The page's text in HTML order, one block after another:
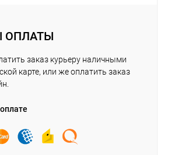
ОПЛАТЫ
заказ курьеру наличными
карте, или же оплатить заказ